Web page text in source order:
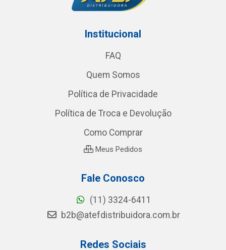
Institucional
FAQ
Quem Somos
Política de Privacidade
Política de Troca e Devolução
Como Comprar
Meus Pedidos
Fale Conosco
(11) 3324-6411
b2b@atefdistribuidora.com.br
Redes Sociais